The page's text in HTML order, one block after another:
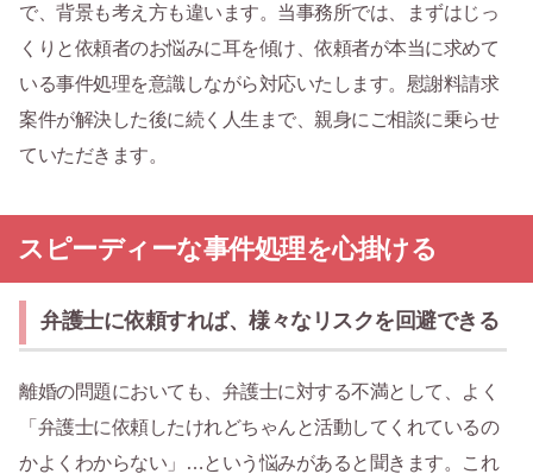
で、背景も考え方も違います。当事務所では、まずはじっ
くりと依頼者のお悩みに耳を傾け、依頼者が本当に求めて
いる事件処理を意識しながら対応いたします。慰謝料請求
案件が解決した後に続く人生まで、親身にご相談に乗らせ
ていただきます。
スピーディーな事件処理を心掛ける
弁護士に依頼すれば、様々なリスクを回避できる
離婚の問題においても、弁護士に対する不満として、よく
「弁護士に依頼したけれどちゃんと活動してくれているの
かよくわからない」…という悩みがあると聞きます。これ